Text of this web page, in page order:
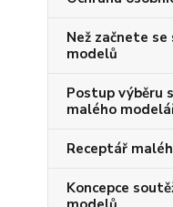
Než začnete
modelů
Postup výběru
malého
Receptář
Koncepce